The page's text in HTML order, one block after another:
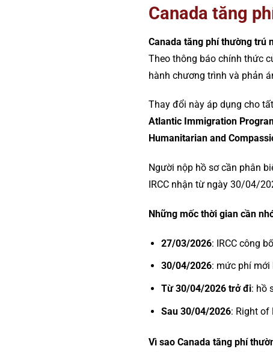
Canada tăng
Canada tăng phí thường trú
Theo thông báo chính thức
hành chương trình và phản
Thay đổi này áp dụng cho
Atlantic Immigration
Humanitarian and
Người nộp hồ sơ cần phân
IRCC nhận từ ngày 30/04/
Những mốc thời gian cần
27/03/2026: IRCC công
30/04/2026: mức phí mới
Từ 30/04/2026 trở đi: hồ
Sau 30/04/2026: Right of
Vì sao Canada tăng phí